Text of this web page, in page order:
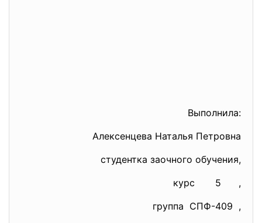
Выполнила:
Алексенцева Наталья Петровна
студентка заочного обучения,
курс 5 ,
группа СПФ-409 ,